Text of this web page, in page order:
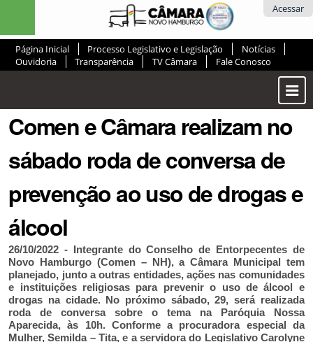
Acessar
Página Inicial Processo Legislativo e Legislação
Notícias
Ouvidoria
Transparência TV Câmara Fale Conosco
ou
Comen e Câmara realizam no
sábado roda de conversa de
prevenção ao uso de drogas e
álcool
26/10/2022 - Integrante do Conselho de Entorpecentes de
Novo Hamburgo (Comen – NH), a Câmara Municipal tem
planejado, junto a outras entidades, ações nas comunidades
e instituições religiosas para prevenir o uso de álcool e
drogas na cidade. No próximo sábado, 29, será realizada
roda de conversa sobre o tema na Paróquia Nossa
Aparecida, às 10h. Conforme a procuradora especial da
Mulher, Semilda – Tita, e a servidora do Legislativo Carolyne